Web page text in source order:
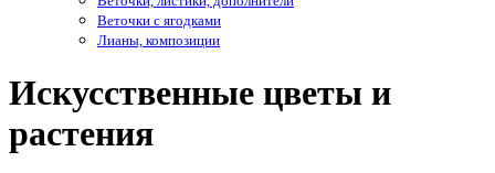
Веточки с ягодками
Лианы, композиции
Искусственные цветы и
растения